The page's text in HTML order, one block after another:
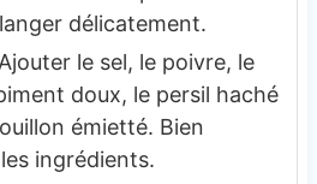
délicatement.
le sel, le poivre, le
doux, le persil haché
émietté. Bien
ingrédients.